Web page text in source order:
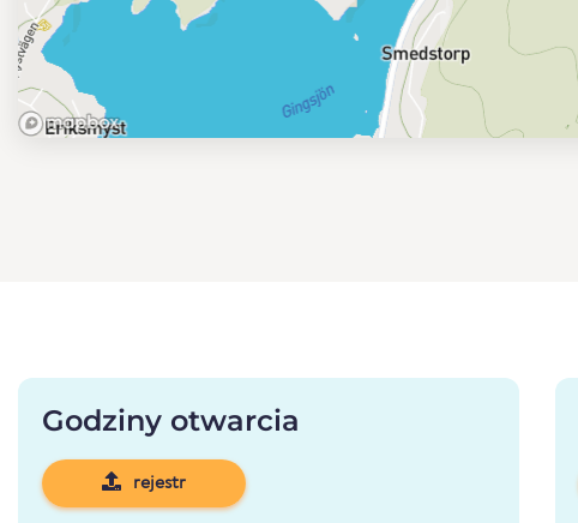
Godziny otwarcia
rejestr